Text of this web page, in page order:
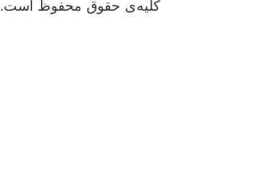
کلیه‌ی حقوق محفوظ است.